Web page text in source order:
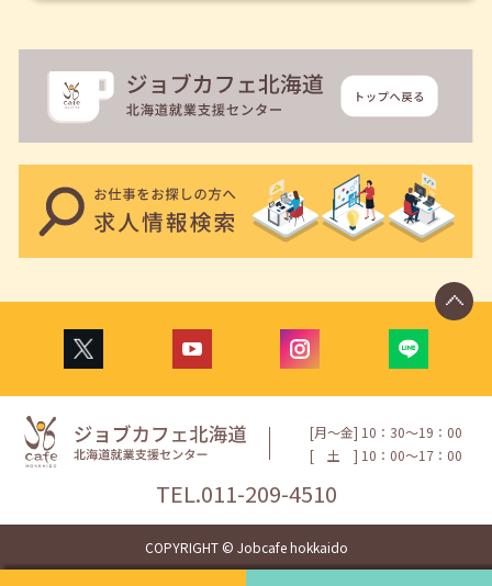
[月〜金] 10：30〜19：00
[
土 ] 10：00〜17：00
TEL.011-209-4510
COPYRIGHT © Jobcafe hokkaido